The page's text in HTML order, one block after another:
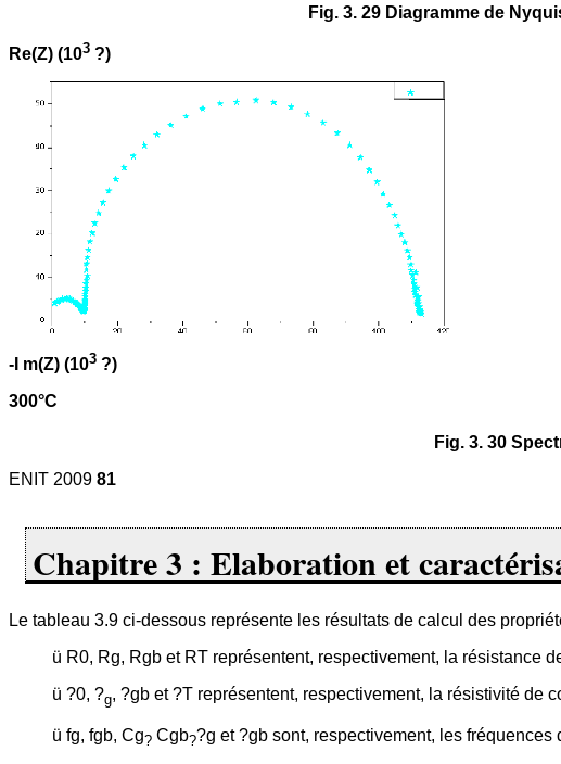
Fig. 3. 29 Diagramme de
Re(Z) (103 ?)
-I m(Z) (103 ?)
300°C
Fig. 3. 30
ENIT 2009 81
Chapitre 3 : Elaboration et
Le tableau 3.9 ci-dessous représente les résultats de calcul des
ü R0, Rg, Rgb et RT représentent, respectivement, la résistance
ü ?0, ?g, ?gb et ?T représentent, respectivement, la résistivité de
ü fg, fgb, Cg? Cgb??g et ?gb sont, respectivement, les